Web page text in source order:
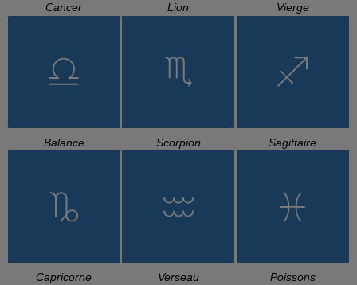
Cancer Lion Vierge
Balance Scorpion Sagittaire
Capricorne Verseau Poissons